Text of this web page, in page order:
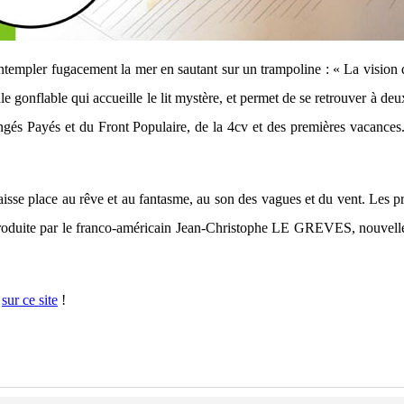
fugacement la mer en sautant sur un trampoline : « La
qui accueille le lit mystère, et permet de se retrouver à
Payés et du Front Populaire, de la 4cv et des premières
place au rêve et au fantasme, au son des vagues et du vent. Les
par le franco-américain Jean-Christophe LE GREVES,
sur ce site !